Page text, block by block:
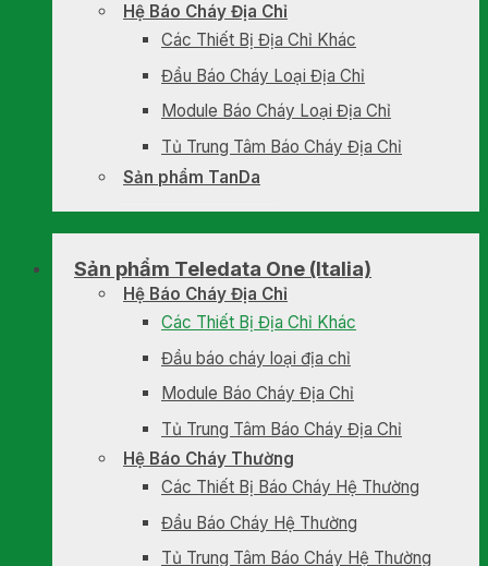
Hệ Báo Cháy Địa Chỉ
Các Thiết Bị Địa Chỉ Khác
Đầu Báo Cháy Loại Địa Chỉ
Module Báo Cháy Loại Địa Chỉ
Tủ Trung Tâm Báo Cháy Địa Chỉ
Sản phẩm TanDa
Sản phẩm Teledata One (Italia)
Hệ Báo Cháy Địa Chỉ
Các Thiết Bị Địa Chỉ Khác
Đầu báo cháy loại địa chỉ
Module Báo Cháy Địa Chỉ
Tủ Trung Tâm Báo Cháy Địa Chỉ
Hệ Báo Cháy Thường
Các Thiết Bị Báo Cháy Hệ Thường
Đầu Báo Cháy Hệ Thường
Tủ Trung Tâm Báo Cháy Hệ Thường